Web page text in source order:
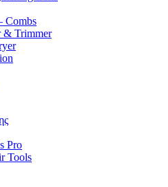
Combs
& Trimmer
Pro
Tools